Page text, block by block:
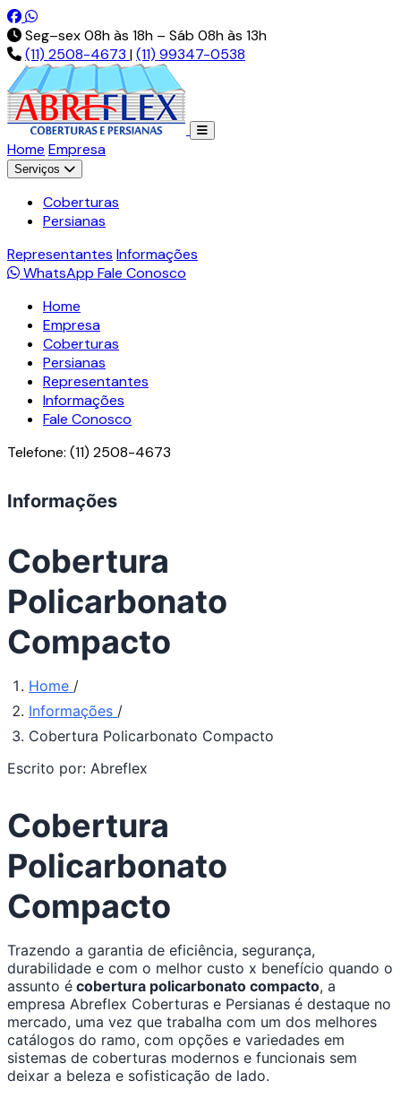
Pt-br.facebook.com
Api.whatsapp.com
Seg–sex 08h às 18h – Sáb 08h às 13h
(11) 2508-4673 |(11) 99347-0538
Home Empresa
Serviços
Coberturas
Persianas
Representantes Informações
WhatsApp Fale Conosco
Home
Empresa
Coberturas
Persianas
Representantes
Informações
Fale Conosco
Telefone: (11) 2508-4673
Informações
Cobertura
Policarbonato
Compacto
Home /
Informações /
Cobertura Policarbonato Compacto
Escrito por: Abreflex
Conteúdo
Cobertura
Policarbonato
Compacto
Trazendo a garantia de eficiência, segurança,
durabilidade e com o melhor custo x benefício quando o
assunto é cobertura policarbonato compacto, a
empresa Abreflex Coberturas e Persianas é destaque no
mercado, uma vez que trabalha com um dos melhores
catálogos do ramo, com opções e variedades em
sistemas de coberturas modernos e funcionais sem
deixar a beleza e sofisticação de lado.